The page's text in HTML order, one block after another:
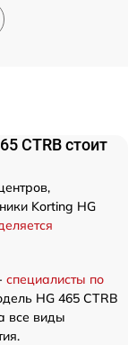
CTRB стоит
Korting HG
специалисты по
HG 465 CTRB
все виды